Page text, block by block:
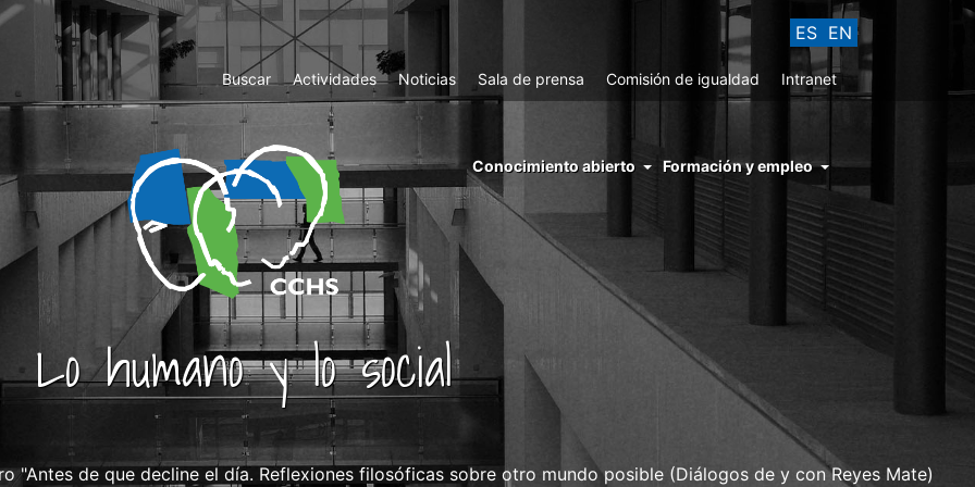
ES EN
Top
Menu
Buscar Actividades Noticias Sala de prensa Comisión de igualdad Intranet
menu
right
cchs
conocimiento
abierto
Conocimiento abierto Formación y empleo
Lo humano y lo social
"Antes de que decline el día. Reflexiones filosóficas sobre otro mundo posible (Diálogos de y con Reyes Mate)